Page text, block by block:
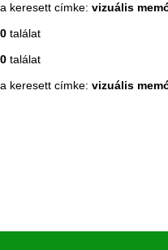
a keresett címke: vizuális
0 találat
0 találat
a keresett címke: vizuális